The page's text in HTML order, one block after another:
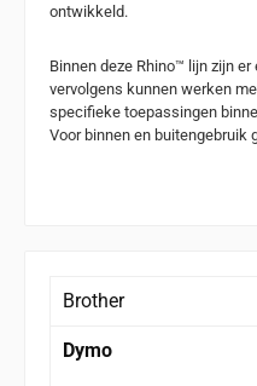
ontwikkeld.
Binnen deze Rhino™ lijn zijn
vervolgens kunnen werken
specifieke toepassingen
Voor binnen en buitengebruik
Brother
Dymo